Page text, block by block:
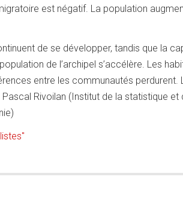
est négatif. La population
de se développer, tandis que la
de l’archipel s’accélère. Les
entre les communautés perdurent.
Rivoilan (Institut de la statistique et